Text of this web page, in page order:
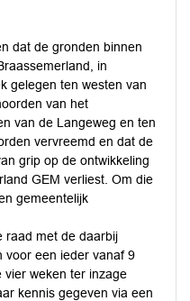
dat de gronden binnen
in
gelegen ten westen van
van het
van de Langeweg en ten
vervreemd en dat de
grip op de ontwikkeling
GEM verliest. Om die
gemeentelijk
raad met de daarbij
voor een ieder vanaf 9
weken ter inzage
kennis gegeven via een